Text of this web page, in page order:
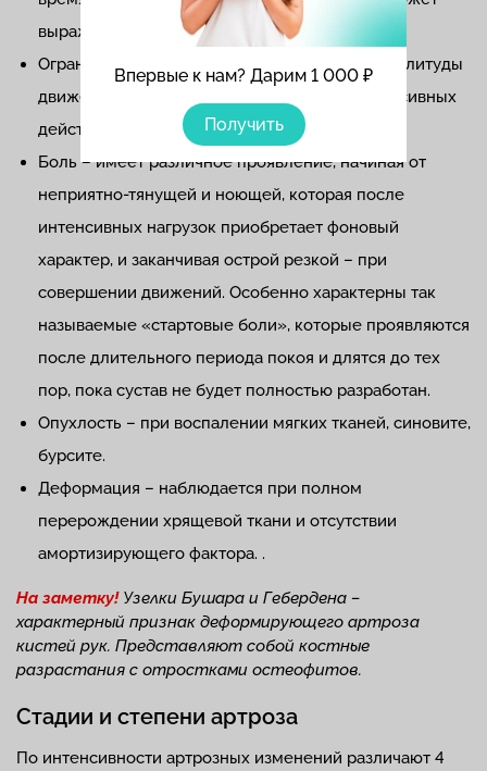
Впервые к нам? Дарим 1 000 ₽
Получить
выражаться эффектом заклинивания сустава.
Ограничение подвижности – сокращение амплитуды
движений при совершении активных или пассивных
действий.
Боль – имеет различное проявление, начиная от
неприятно-тянущей и ноющей, которая после
интенсивных нагрузок приобретает фоновый
характер, и заканчивая острой резкой – при
совершении движений. Особенно характерны так
называемые «стартовые боли», которые проявляются
после длительного периода покоя и длятся до тех
пор, пока сустав не будет полностью разработан.
Опухлость – при воспалении мягких тканей, синовите,
бурсите.
Деформация – наблюдается при полном
перерождении хрящевой ткани и отсутствии
амортизирующего фактора. .
На заметку!Узелки Бушара и Гебердена –
характерный признак деформирующего артроза
кистей рук. Представляют собой костные
разрастания с отростками остеофитов.
Стадии и степени артроза
По интенсивности артрозных изменений различают 4